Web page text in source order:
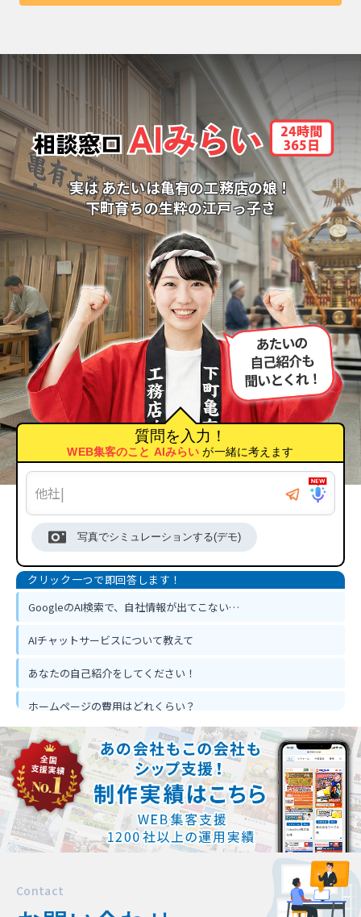
実は あたいは亀有の工務店の娘！
下町育ちの生粋の江戸っ子さ
質問を入力！
WEB集客のこと AIみらい が一緒に考えます
写真でシミュレーションする(デモ)
GoogleのAI検索で、自社情報が出てこない…
AIチャットサービスについて教えて
あなたの自己紹介をしてください！
ホームページの費用はどれくらい？
ホームページ作って反響は出るの？
忙しくてもホームページ作成は可能？
Contact